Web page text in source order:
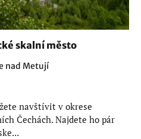
skalní město
nad Metují
navštívit v okrese
Čechách. Najdete ho pár